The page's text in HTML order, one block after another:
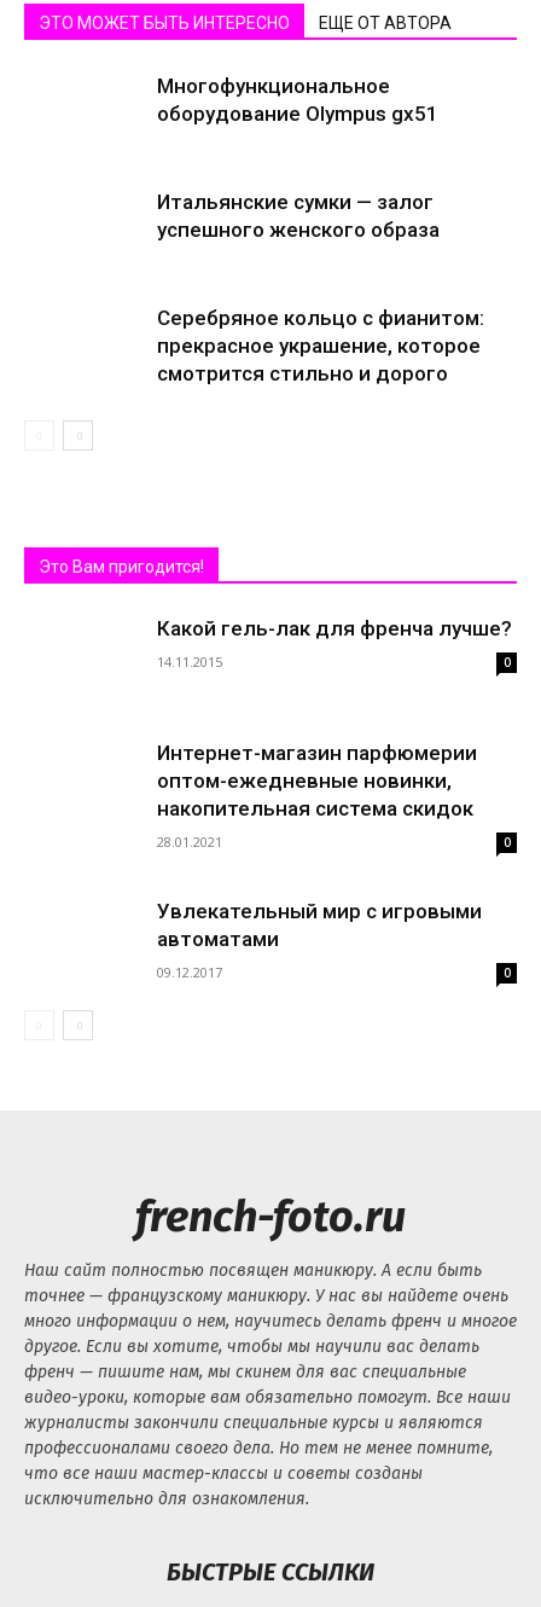
ЭТО МОЖЕТ БЫТЬ ИНТЕРЕСНО ЕЩЕ ОТ АВТОРА
Многофункциональное
оборудование Olympus gx51
Итальянские сумки — залог
успешного женского образа
Серебряное кольцо с фианитом:
прекрасное украшение, которое
смотрится стильно и дорого
Это Вам пригодится!
Какой гель-лак для френча лучше?
14.11.2015 0
Интернет-магазин парфюмерии
оптом-ежедневные новинки,
накопительная система скидок
28.01.2021 0
Увлекательный мир с игровыми
автоматами
09.12.2017 0
french-foto.ru
Наш сайт полностью посвящен маникюру. А если быть
точнее — французскому маникюру. У нас вы найдете очень
много информации о нем, научитесь делать френч и многое
другое. Если вы хотите, чтобы мы научили вас делать
френч — пишите нам, мы скинем для вас специальные
видео-уроки, которые вам обязательно помогут. Все наши
журналисты закончили специальные курсы и являются
профессионалами своего дела. Но тем не менее помните,
что все наши мастер-классы и советы созданы
исключительно для ознакомления.
БЫСТРЫЕ ССЫЛКИ